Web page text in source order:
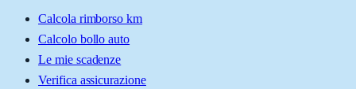
Calcola rimborso km
Calcolo bollo auto
Le mie scadenze
Verifica assicurazione